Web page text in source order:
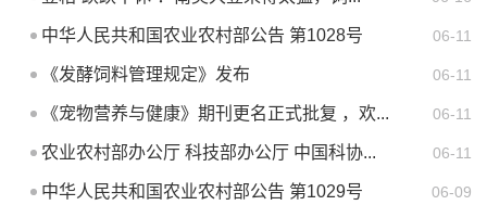
06-11
中华人民共和国农业农村部公告 第1028号
06-11
《发酵饲料管理规定》发布
06-11
《宠物营养与健康》期刊更名正式批复 ，欢...
06-11
农业农村部办公厅 科技部办公厅 中国科协...
06-09
中华人民共和国农业农村部公告 第1029号